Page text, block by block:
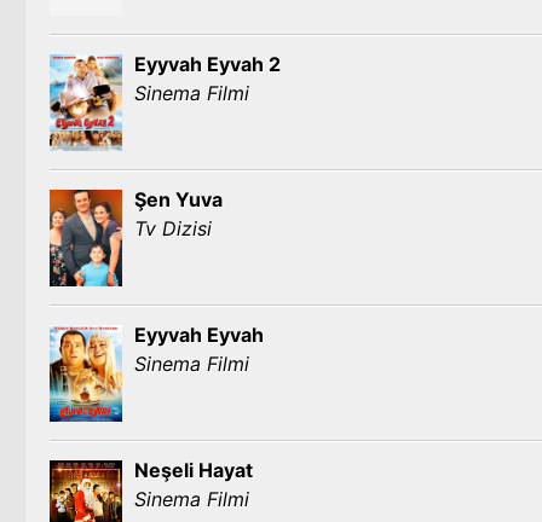
Eyyvah Eyvah 2
Sinema Filmi
Şen Yuva
Tv Dizisi
Eyyvah Eyvah
Sinema Filmi
Neşeli Hayat
Sinema Filmi